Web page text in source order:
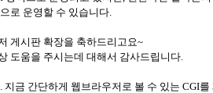
로 운영할 수 있습니다.
게시판 확장을 축하드리고요~
도움을 주시는데 대해서 감사드립니다.
지금 간단하게 웹브라우저로 볼 수 있는 CGI